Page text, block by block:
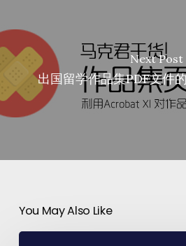
Next Post
出国留学作品集PDF文件
You May Also Like